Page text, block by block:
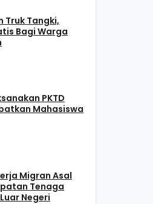
Truk Tangki,
Bagi Warga
PKTD
Mahasiswa
Migran Asal
Tenaga
Negeri